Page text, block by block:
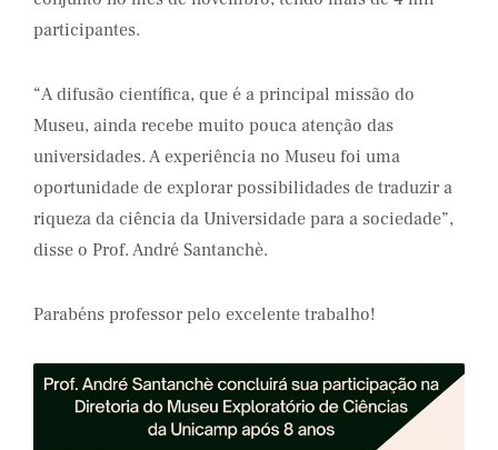
participantes.
“A difusão científica, que é a principal missão do
Museu, ainda recebe muito pouca atenção das
universidades. A experiência no Museu foi uma
oportunidade de explorar possibilidades de traduzir a
riqueza da ciência da Universidade para a sociedade”,
disse o Prof. André Santanchè.
Parabéns professor pelo excelente trabalho!